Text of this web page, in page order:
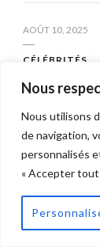
Nous
Nous utilisons
de navigation,
personnalisés
« Accepter tout
AOÛT 10, 2025
CÉLÉBRITÉS
Les Parents
Laisser